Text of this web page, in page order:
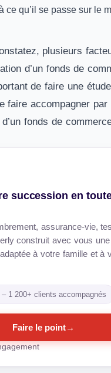
ce qu’il se passe sur le
plusieurs
d’un fonds de
de faire une
faire accompagner
fonds de
succession en
assurance-vie,
construit avec vous
à votre famille et à
1 200+ clients accompagnés
Faire le point→